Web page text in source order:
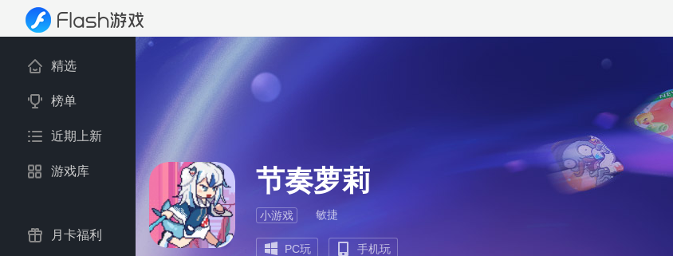
节奏萝莉
小游戏 敏捷
PC玩 手机玩
精选
榜单
近期上新
游戏库
月卡福利